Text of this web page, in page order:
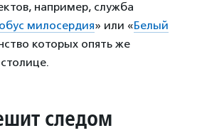
например, служба
милосердия» или «Белый
которых опять же
следом